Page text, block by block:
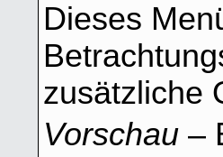
Dieses
zusätzliche
Vorschau–